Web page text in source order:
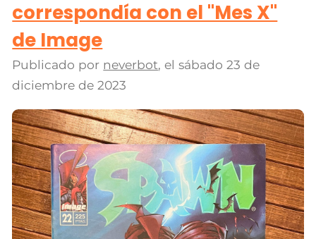
correspondía con el "Mes X"
de Image
Publicado por neverbot, elsábado 23 de
diciembre de 2023